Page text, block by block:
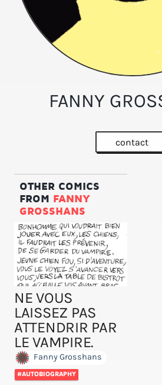
FANNY
contact
OTHER COMICS
FROM FANNY
GROSSHANS
NE VOUS
LAISSEZ PAS
ATTENDRIR PAR
LE VAMPIRE.
Fanny Grosshans
#AUTOBIOGRAPHY